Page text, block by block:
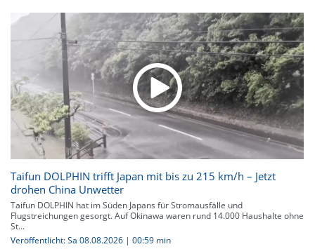
Taifun DOLPHIN trifft Japan mit bis zu 215 km/h – Jetzt
drohen China Unwetter
Taifun DOLPHIN hat im Süden Japans für Stromausfälle und
Flugstreichungen gesorgt. Auf Okinawa waren rund 14.000 Haushalte ohne
St...
Veröffentlicht: Sa 08.08.2026 | 00:59 min